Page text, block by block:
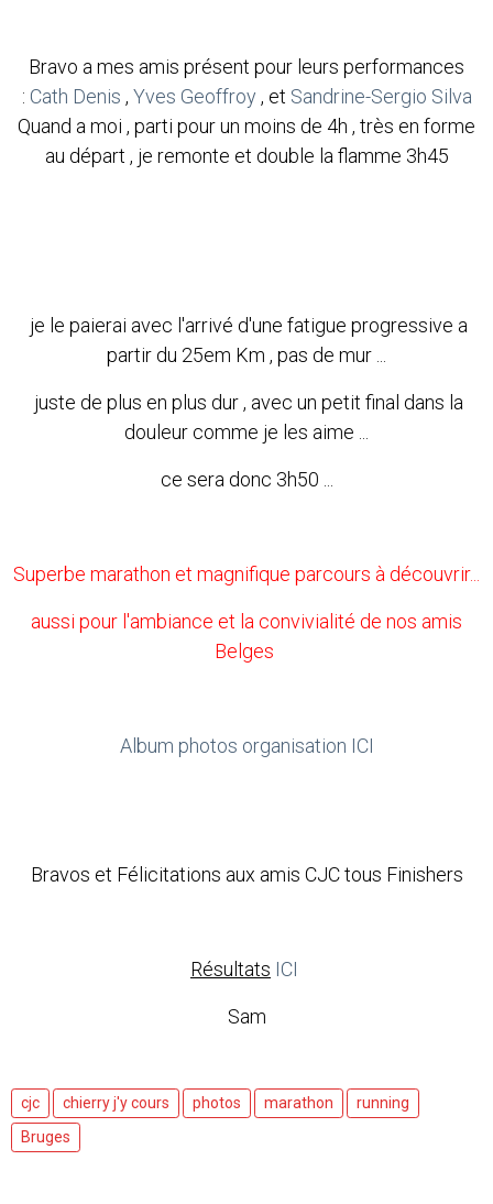
Bravo a mes amis présent pour leurs performances
: Cath Denis , Yves Geoffroy , et Sandrine-Sergio Silva
Quand a moi , parti pour un moins de 4h , très en forme
au départ , je remonte et double la flamme 3h45
je le paierai avec l'arrivé d'une fatigue progressive a
partir du 25em Km , pas de mur ...
juste de plus en plus dur , avec un petit final dans la
douleur comme je les aime ...
ce sera donc 3h50 ...
Superbe marathon et magnifique parcours à découvrir...
aussi pour l'ambiance et la convivialité de nos amis
Belges
Album photos organisation ICI
Bravos et Félicitations aux amis CJC tous Finishers
Résultats ICI
Sam
cjc chierry j'y cours photos marathon
running
Bruges